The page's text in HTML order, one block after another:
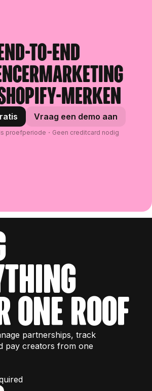
End-to-end
merken
Vraag een demo aan
proefperiode・Geen creditcard nodig
one roof
partnerships, track
pay creators from one